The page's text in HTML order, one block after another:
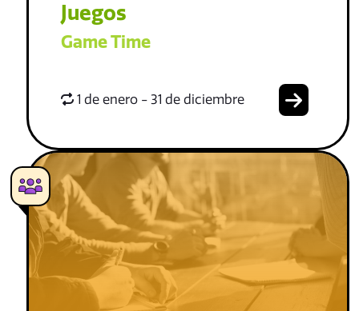
Juegos
Game Time
1 de enero - 31 de diciembre